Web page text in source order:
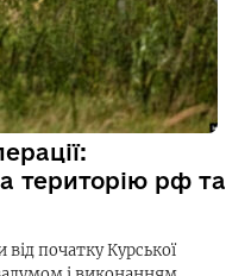
територію рф та
початку Курської